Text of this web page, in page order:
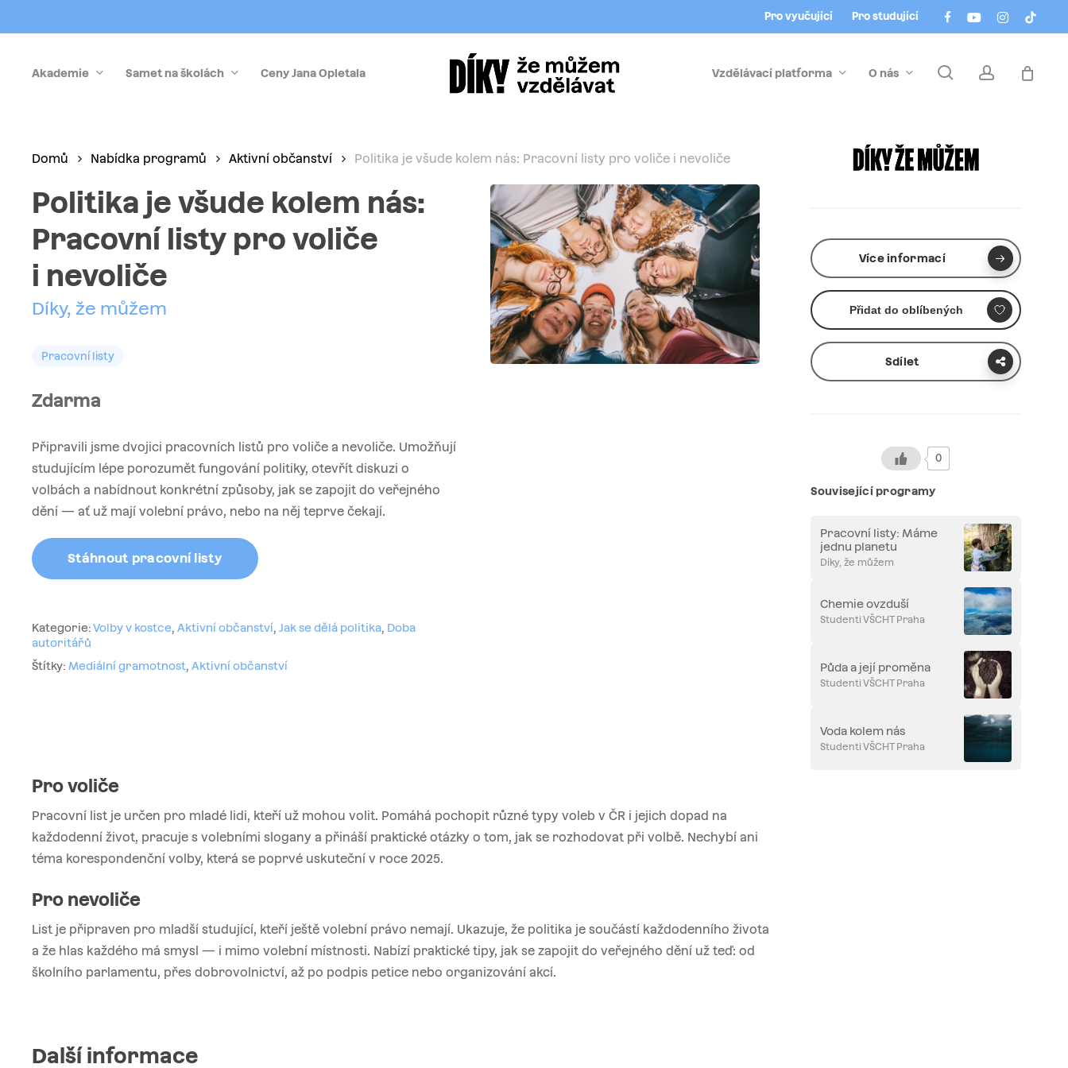
to
content
facebookyoutubeinstagram
tiktok
Pro vyučující Pro studující
Akademie Samet na školách Ceny Jana Opletala Vzdělávací platforma O nás searchaccount
Domů Nabídka programů Aktivní občanství Politika je všude kolem nás: Pracovní listy pro voliče i nevoliče
Politika je všude kolem nás:
Pracovní listy pro voliče
i nevoliče
Díky, že můžem
Pracovní listy
Zdarma
Připravili jsme dvojici pracovních listů pro voliče a nevoliče. Umožňují
studujícím lépe porozumět fungování politiky, otevřít diskuzi o
volbách a nabídnout konkrétní způsoby, jak se zapojit do veřejného
dění — ať už mají volební právo, nebo na něj teprve čekají.
Stáhnout pracovní listy
Kategorie:Volby v kostce,Aktivní občanství,Jak se dělá politika, Doba
autoritářů
Štítky: Mediální gramotnost,Aktivní občanství
Pro voliče
Pracovní list je určen pro mladé lidi, kteří už mohou volit. Pomáhá pochopit různé typy voleb v ČR i jejich dopad na
každodenní život, pracuje s volebními slogany a přináší praktické otázky o tom, jak se rozhodovat při volbě. Nechybí ani
téma korespondenční volby, která se poprvé uskuteční v roce 2025.
Pro nevoliče
List je připraven pro mladší studující, kteří ještě volební právo nemají. Ukazuje, že politika je součástí každodenního života
a že hlas každého má smysl — i mimo volební místnosti. Nabízí praktické tipy, jak se zapojit do veřejného dění už teď: od
školního parlamentu, přes dobrovolnictví, až po podpis petice nebo organizování akcí.
Další informace
Více informací
Přidat do oblíbených
Sdílet
0
Související programy
Pracovní listy: Máme
jednu planetu
Díky, že můžem
Chemie ovzduší
Studenti VŠCHT Praha
Půda a její proměna
Studenti VŠCHT Praha
Voda kolem nás
Studenti VŠCHT Praha
Menu